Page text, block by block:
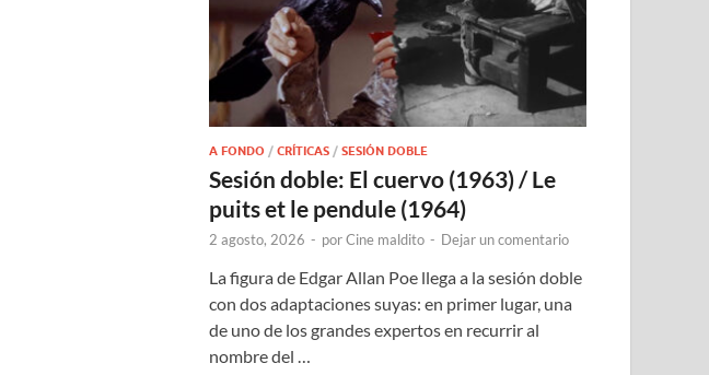
A FONDO /CRÍTICAS /SESIÓN DOBLE
Sesión doble: El cuervo (1963) / Le
puits et le pendule (1964)
2 agosto, 2026 - porCine maldito - Dejar un comentario
La figura de Edgar Allan Poe llega a la sesión doble
con dos adaptaciones suyas: en primer lugar, una
de uno de los grandes expertos en recurrir al
nombre del …